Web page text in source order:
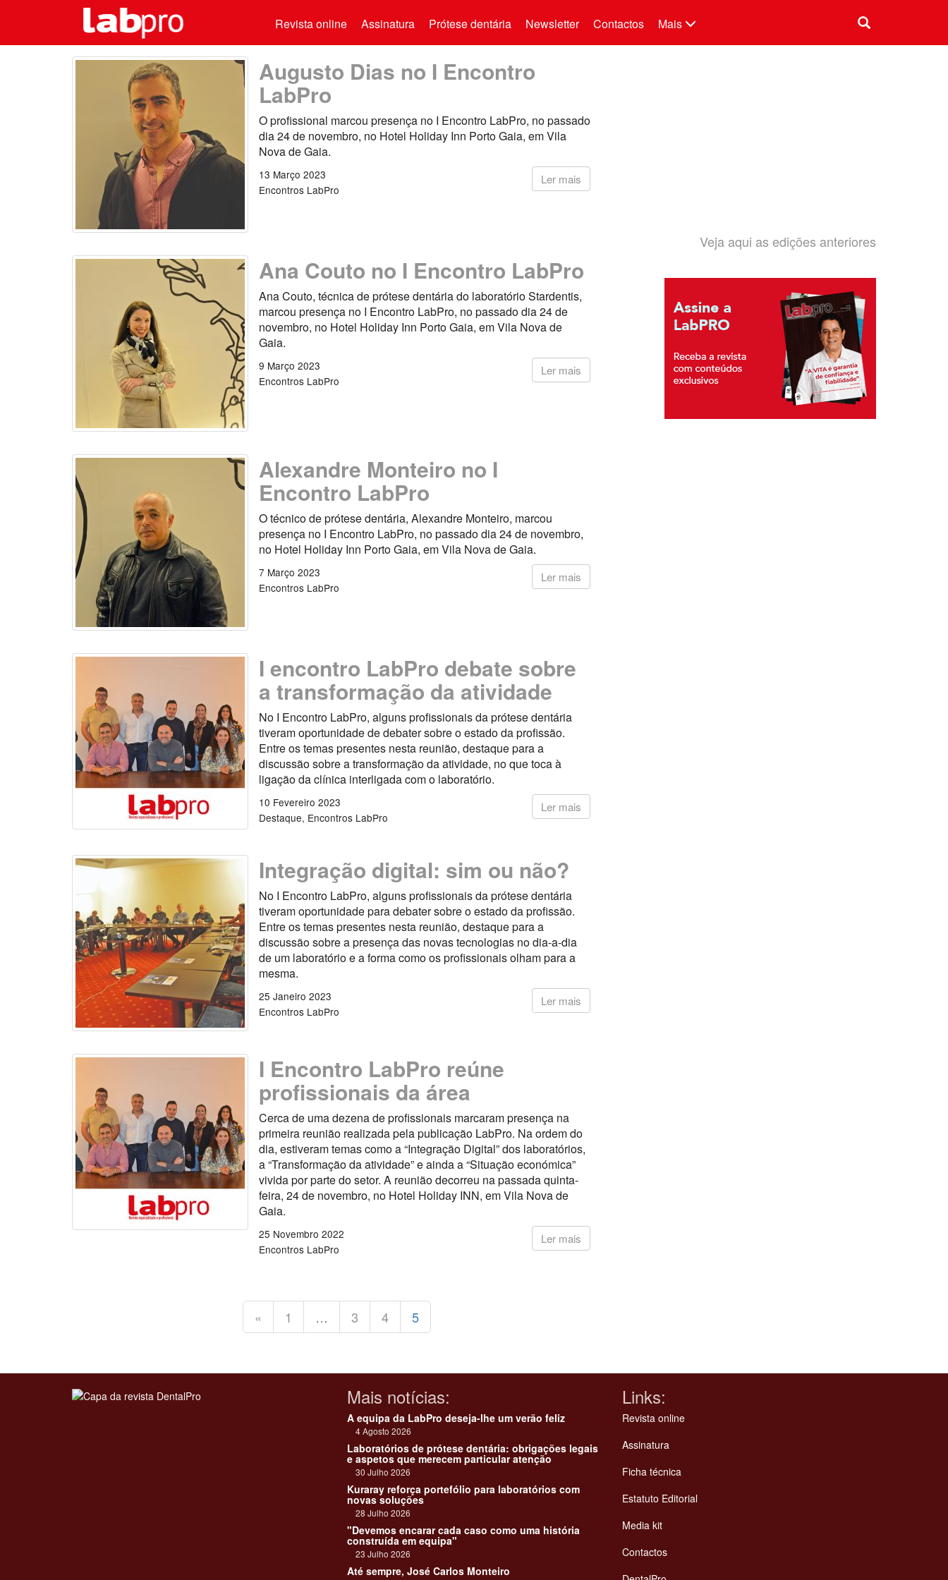
Mais
Revista online Assinatura Prótese dentária Newsletter Contactos
Augusto Dias no I Encontro
LabPro
O profissional marcou presença no I Encontro LabPro, no passado
dia 24 de novembro, no Hotel Holiday Inn Porto Gaia, em Vila
Nova de Gaia.
Ler mais
13 Março 2023
Encontros LabPro
Ana Couto no I Encontro LabPro
Ana Couto, técnica de prótese dentária do laboratório Stardentis,
marcou presença no I Encontro LabPro, no passado dia 24 de
novembro, no Hotel Holiday Inn Porto Gaia, em Vila Nova de
Gaia.
Ler mais
9 Março 2023
Encontros LabPro
Alexandre Monteiro no I
Encontro LabPro
O técnico de prótese dentária, Alexandre Monteiro, marcou
presença no I Encontro LabPro, no passado dia 24 de novembro,
no Hotel Holiday Inn Porto Gaia, em Vila Nova de Gaia.
Ler mais
7 Março 2023
Encontros LabPro
I encontro LabPro debate sobre
a transformação da atividade
No I Encontro LabPro, alguns profissionais da prótese dentária
tiveram oportunidade de debater sobre o estado da profissão.
Entre os temas presentes nesta reunião, destaque para a
discussão sobre a transformação da atividade, no que toca à
ligação da clínica interligada com o laboratório.
Ler mais
10 Fevereiro 2023
Destaque Encontros LabPro
Integração digital: sim ou não?
No I Encontro LabPro, alguns profissionais da prótese dentária
tiveram oportunidade para debater sobre o estado da profissão.
Entre os temas presentes nesta reunião, destaque para a
discussão sobre a presença das novas tecnologias no dia-a-dia
de um laboratório e a forma como os profissionais olham para a
mesma.
Ler mais
25 Janeiro 2023
Encontros LabPro
I Encontro LabPro reúne
profissionais da área
Cerca de uma dezena de profissionais marcaram presença na
primeira reunião realizada pela publicação LabPro. Na ordem do
dia, estiveram temas como a “Integração Digital” dos laboratórios,
a “Transformação da atividade” e ainda a “Situação económica”
vivida por parte do setor. A reunião decorreu na passada quinta-
feira, 24 de novembro, no Hotel Holiday INN, em Vila Nova de
Gaia.
Ler mais
25 Novembro 2022
Encontros LabPro
« 1 … 3 4 5
Veja aqui as edições anteriores
Mais notícias:
A equipa da LabPro deseja-lhe um verão feliz
4 Agosto 2026
Laboratórios de prótese dentária: obrigações legais
e aspetos que merecem particular atenção
30 Julho 2026
Kuraray reforça portefólio para laboratórios com
novas soluções
28 Julho 2026
"Devemos encarar cada caso como uma história
construída em equipa"
23 Julho 2026
Até sempre, José Carlos Monteiro
Links:
Revista online
Assinatura
Ficha técnica
Estatuto Editorial
Media kit
Contactos